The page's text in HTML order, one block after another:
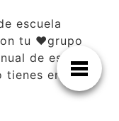
escuela
tu ❤️grupo
de escuela
tienes en